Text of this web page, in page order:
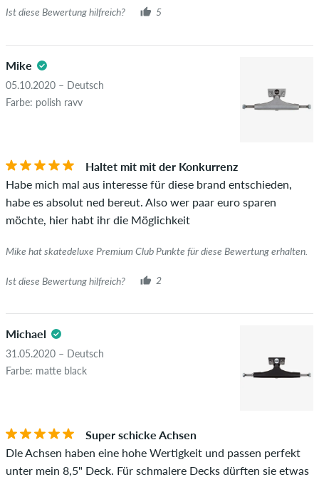
Ist diese Bewertung hilfreich? 5
Mike
05.10.2020 – Deutsch
Farbe: polish ravv
Haltet mit mit der Konkurrenz
Habe mich mal aus interesse für diese brand entschieden,
habe es absolut ned bereut. Also wer paar euro sparen
möchte, hier habt ihr die Möglichkeit
Mike hat skatedeluxe Premium Club Punkte für diese Bewertung erhalten.
Ist diese Bewertung hilfreich? 2
Michael
31.05.2020 – Deutsch
Farbe: matte black
Super schicke Achsen
DIe Achsen haben eine hohe Wertigkeit und passen perfekt
unter mein 8,5" Deck. Für schmalere Decks dürften sie etwas